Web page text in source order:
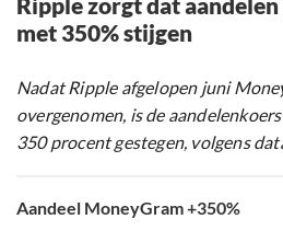
met 350% stijgen
Nadat Ripple afgelopen juni
overgenomen, is de
350 procent gestegen, volgens
Aandeel MoneyGram +350%